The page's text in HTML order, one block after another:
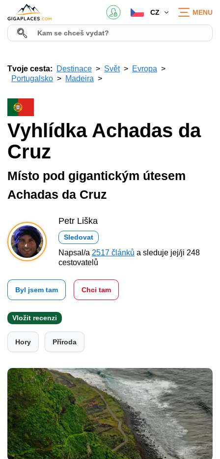
CZ MENU
Tvoje cesta: Destinace Svět
Evropa
Portugalsko
Madeira
Vyhlídka Achadas da
Cruz
Místo pod gigantickým útesem
Achadas da Cruz
Petr Liška
Sledovat
Napsal/a 2517 článků a sleduje jej/ji 248
cestovatelů
Byl jsem tam Chci tam
Vložit recenzi
Hory Příroda